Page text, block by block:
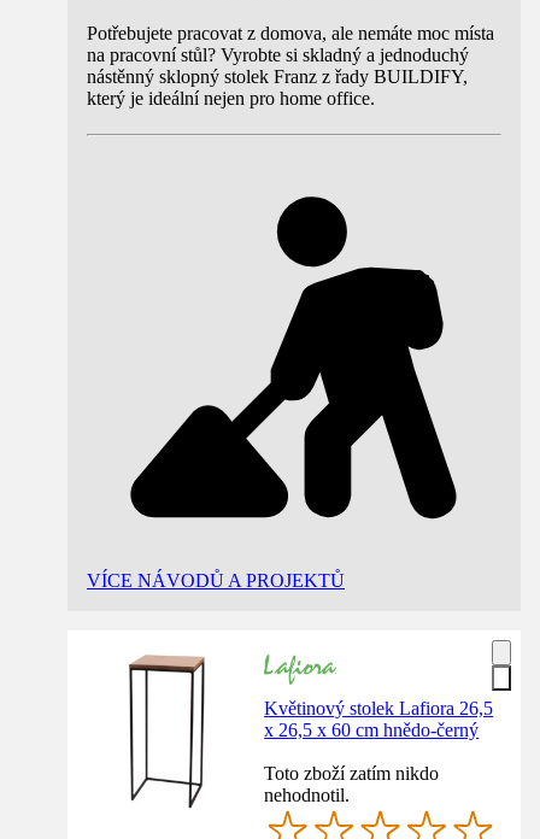
Potřebujete pracovat z domova, ale nemáte moc místa
na pracovní stůl? Vyrobte si skladný a jednoduchý
nástěnný sklopný stolek Franz z řady BUILDIFY,
který je ideální nejen pro home office.
VÍCE NÁVODŮ A PROJEKTŮ
Květinový stolek Lafiora 26,5
x 26,5 x 60 cm hnědo-černý
Toto zboží zatím nikdo
nehodnotil.